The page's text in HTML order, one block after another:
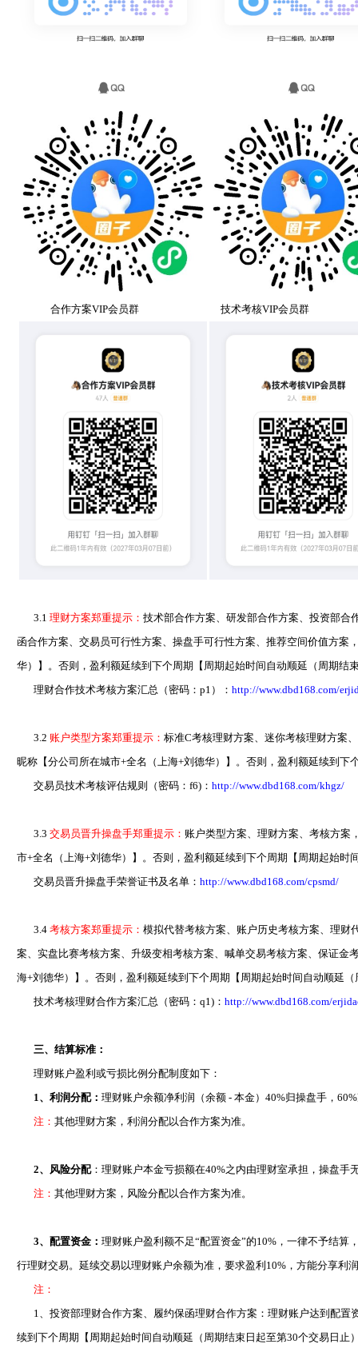
合作方案VIP会员群 技术考核VIP会员群
3.1 理财方案郑重提示： 技术部合作方案、研发部合作方案、投资部合
函合作方案、交易员可行性方案、操盘手可行性方案、推荐空间价值方案
华）】。否则，盈利额延续到下个周期【周期起始时间自动顺延（周期结
理财合作技术考核方案汇总（密码：p1）： http://www.dbd168.com/
3.2 账户类型方案郑重提示： 标准C考核理财方案、迷你考核理财方案
昵称【分公司所在城市+全名（上海+刘德华）】。否则，盈利额延续到
交易员技术考核评估规则（密码：f6)： http://www.dbd168.com/khgz/
3.3 交易员晋升操盘手郑重提示： 账户类型方案、理财方案、考核方案
市+全名（上海+刘德华）】。否则，盈利额延续到下个周期【周期起始
交易员晋升操盘手荣誉证书及名单： http://www.dbd168.com/cpsmd/
3.4 考核方案郑重提示： 模拟代替考核方案、账户历史考核方案、理财
案、实盘比赛考核方案、升级变相考核方案、喊单交易考核方案、保证金
海+刘德华）】。否则，盈利额延续到下个周期【周期起始时间自动顺延
技术考核理财合作方案汇总（密码：q1)： http://www.dbd168.com/
三、结算标准：
理财账户盈利或亏损比例分配制度如下：
1、利润分配： 理财账户余额净利润（余额 - 本金）40%归操盘手，
注： 其他理财方案，利润分配以合作方案为准。
2、风险分配：理财账户本金亏损额在40%之内由理财室承担，操盘手
注： 其他理财方案，风险分配以合作方案为准。
3、配置资金： 理财账户盈利额不足“配置资金”的10%，一律不予结
行理财交易。延续交易以理财账户余额为准，要求盈利10%，方能分享利
注：
1、投资部理财合作方案、履约保函理财合作方案：理财账户达到配置
续到下个周期【周期起始时间自动顺延（周期结束日起至第30个交易日止